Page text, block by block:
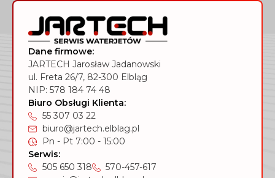
Dane firmowe:
JARTECH Jarosław Jadanowski
ul. Freta 26/7, 82-300 Elbląg
NIP: 578 184 74 48
Biuro Obsługi Klienta:
55 307 03 22
biuro@jartech.elblag.pl
Pn - Pt 7:00 - 15:00
Serwis:
505 650 318
570-457-617